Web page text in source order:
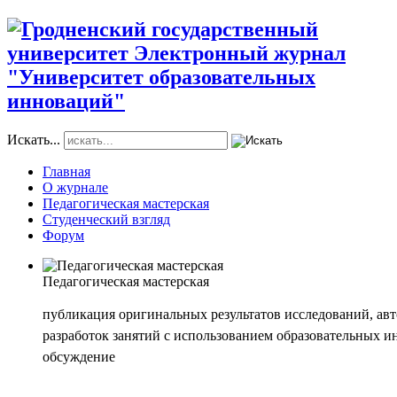
Искать...
Главная
О журнале
Педагогическая мастерская
Студенческий взгляд
Форум
Педагогическая мастерская
публикация оригинальных результатов исследований,
разработок занятий с использованием образовательных
обсуждение